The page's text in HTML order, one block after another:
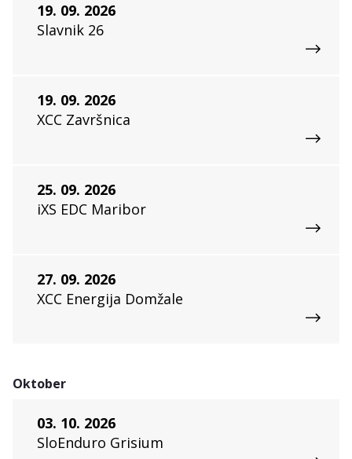
19. 09. 2026
Slavnik 26
19. 09. 2026
XCC Završnica
25. 09. 2026
iXS EDC Maribor
27. 09. 2026
XCC Energija Domžale
Oktober
03. 10. 2026
SloEnduro Grisium